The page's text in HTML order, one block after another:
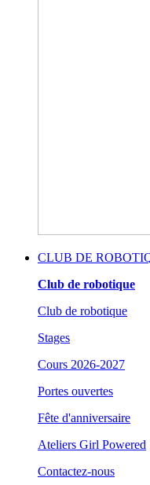
CLUB DE
Club de robotique
Club de robotique
Stages
Cours 2026-2027
Portes ouvertes
Fête d'anniversaire
Ateliers Girl Powered
Contactez-nous